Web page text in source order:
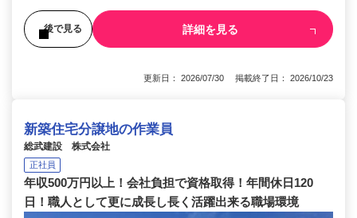
後で見る 詳細を見る
更新日： 2026/07/30 掲載終了日： 2026/10/23
新築住宅分譲地の作業員
総武建設 株式会社
正社員
年収500万円以上！会社負担で資格取得！年間休日120
日！職人として更に成長し長く活躍出来る職場環境